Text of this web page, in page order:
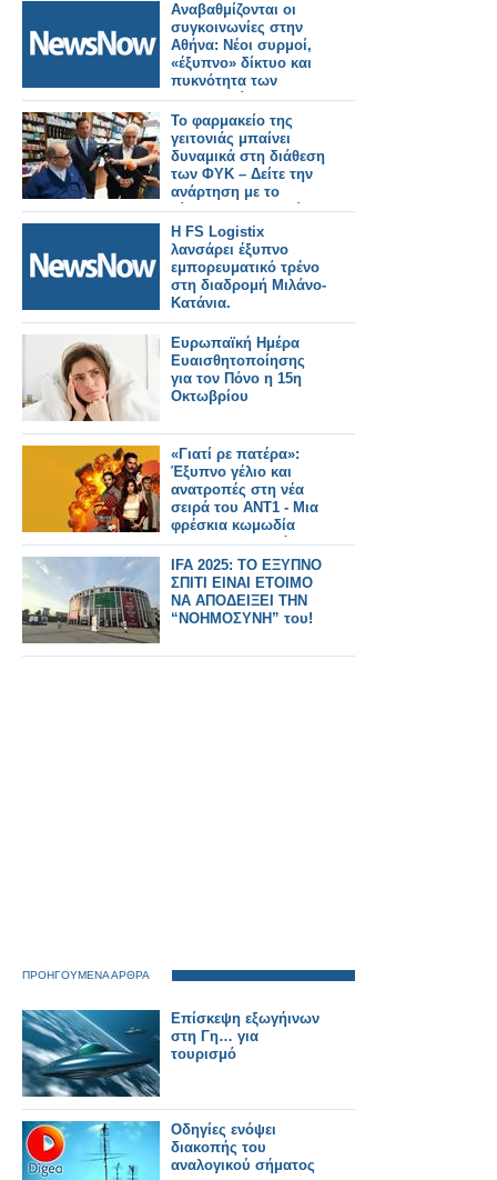
Αναβαθμίζονται οι
συγκοινωνίες στην
Αθήνα: Νέοι συρμοί,
«έξυπνο» δίκτυο και
πυκνότητα των
δρομολογίων σε
μετρό και λεωφορεία.
Το φαρμακείο της
γειτονιάς μπαίνει
δυναμικά στη διάθεση
των ΦΥΚ – Δείτε την
ανάρτηση με το
βίντεο του Υπ.Υγείας
Αδωνη Γεωργιάδη
(video)
Η FS Logistix
λανσάρει έξυπνο
εμπορευματικό τρένο
στη διαδρομή Μιλάνο-
Κατάνια.
Ευρωπαϊκή Ημέρα
Ευαισθητοποίησης
για τον Πόνο η 15η
Οκτωβρίου
«Γιατί ρε πατέρα»:
Έξυπνο γέλιο και
ανατροπές στη νέα
σειρά του ΑΝΤ1 - Μια
φρέσκια κωμωδία
που δεν υποτιμά το
κοινό της
IFA 2025: ΤΟ ΕΞΥΠΝΟ
ΣΠΙΤΙ ΕΙΝΑΙ ΕΤΟΙΜΟ
ΝΑ ΑΠΟΔΕΙΞΕΙ ΤΗΝ
“ΝΟΗΜΟΣΥΝΗ” του!
ΠΡΟΗΓΟΥΜΕΝΑ ΑΡΘΡΑ
Επίσκεψη εξωγήινων
στη Γη… για
τουρισμό
Οδηγίες ενόψει
διακοπής του
αναλογικού σήματος